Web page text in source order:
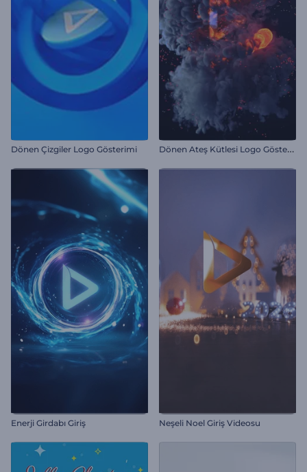
Dönen Çizgiler Logo Gösterimi D
önen Ateş Kütlesi Logo Gösterimi
Enerji Girdabı Giriş Neşeli Noel Giriş Videosu